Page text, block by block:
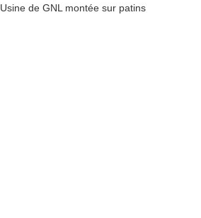
Usine de GNL montée sur patins